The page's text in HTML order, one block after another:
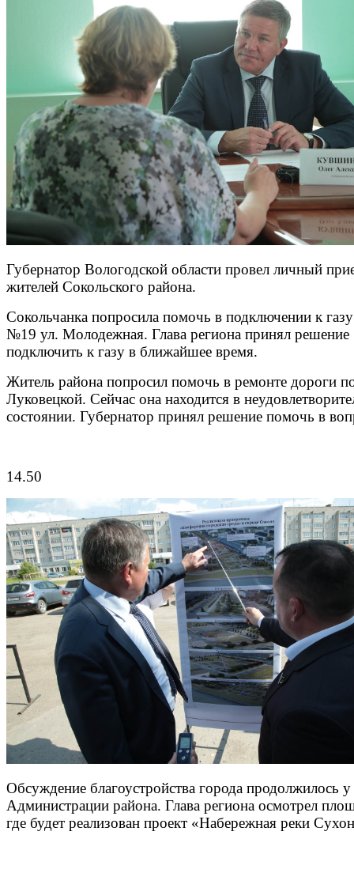
Губернатор Вологодской области провел личный
жителей Сокольского района.
Сокольчанка попросила помочь в подключении к
№19 ул. Молодежная. Глава региона принял решение
подключить к газу в ближайшее время.
Житель района попросил помочь в ремонте дороги
Луковецкой. Сейчас она находится в
состоянии. Губернатор принял решение помочь в
14.50
Обсуждение благоустройства города продолжилось у
Администрации района. Глава региона осмотрел
где будет реализован проект «Набережная реки